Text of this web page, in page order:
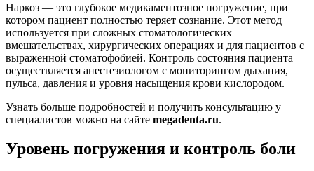
Наркоз — это глубокое медикаментозное погружение, при
котором пациент полностью теряет сознание. Этот метод
используется при сложных стоматологических
вмешательствах, хирургических операциях и для пациентов с
выраженной стоматофобией. Контроль состояния пациента
осуществляется анестезиологом с мониторингом дыхания,
пульса, давления и уровня насыщения крови кислородом.
Узнать больше подробностей и получить консультацию у
специалистов можно на сайте megadenta.ru.
Уровень погружения и контроль боли